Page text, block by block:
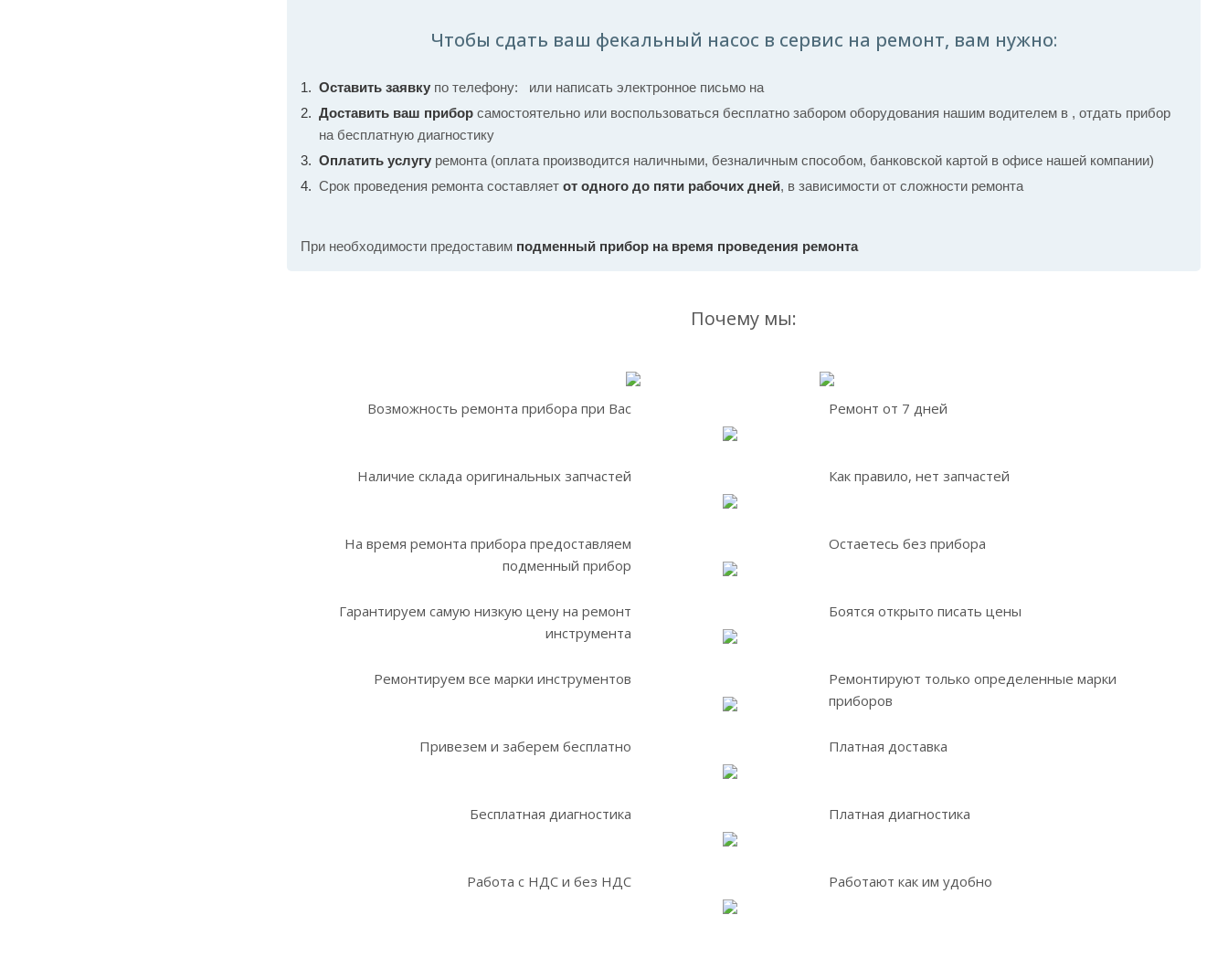
Чтобы сдать ваш фекальный насос в сервис на ремонт, вам нужно:
Оставить заявку по телефону:
или написать электронное письмо на
Доставить ваш прибор самостоятельно или воспользоваться бесплатно забором оборудования нашим водителем в , отдать прибор
на бесплатную диагностику
Оплатить услугу ремонта (оплата производится наличными, безналичным способом, банковской картой в офисе нашей компании)
Срок проведения ремонта составляет от одного до пяти рабочих дней, в зависимости от сложности ремонта
При необходимости предоставим подменный прибор на время проведения ремонта
Почему мы:
Возможность ремонта прибора при Вас
Наличие склада оригинальных запчастей
На время ремонта прибора предоставляем
подменный прибор
Гарантируем самую низкую цену на ремонт
инструмента
Ремонтируем все марки инструментов
Привезем и заберем бесплатно
Бесплатная диагностика
Работа с НДС и без НДС
Ремонт от 7 дней
Как правило, нет запчастей
Остаетесь без прибора
Боятся открыто писать цены
Ремонтируют только определенные марки
приборов
Платная доставка
Платная диагностика
Работают как им удобно